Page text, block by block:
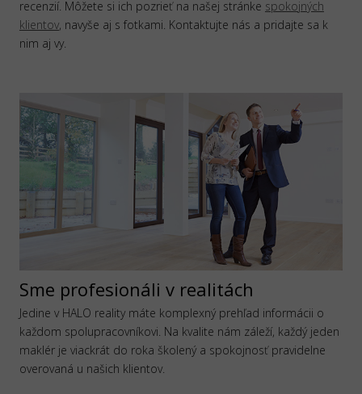
recenzií. Môžete si ich pozrieť na našej stránke spokojných
klientov, navyše aj s fotkami. Kontaktujte nás a pridajte sa k
nim aj vy.
Sme profesionáli v realitách
Jedine v HALO reality máte komplexný prehľad informácii o
každom spolupracovníkovi. Na kvalite nám záleží, každý jeden
maklér je viackrát do roka školený a spokojnosť pravidelne
overovaná u našich klientov.